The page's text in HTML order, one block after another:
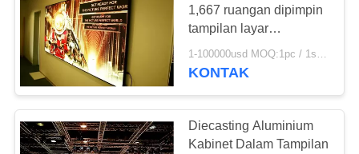
TENTANG
KAMI
TUR
PABRIK
1,667 ruangan dipimpin
tampilan layar
kecerahan tinggi
1-100000usd MOQ:1pc / 1sqm
KONTAK
Diecasting Aluminium
Kabinet Dalam Tampilan